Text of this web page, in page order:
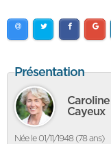
Présentation
Caroline
Cayeux
Née le 01/11/1948 (78 ans)